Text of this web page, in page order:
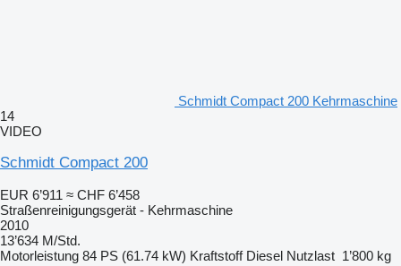
Schmidt Compact 200 Kehrmaschine
14
VIDEO
Schmidt Compact 200
EUR 6’911 ≈ CHF 6’458
Straßenreinigungsgerät - Kehrmaschine
2010
13’634 M/Std.
Motorleistung 84 PS (61.74 kW) Kraftstoff Diesel Nutzlast 1’800 kg